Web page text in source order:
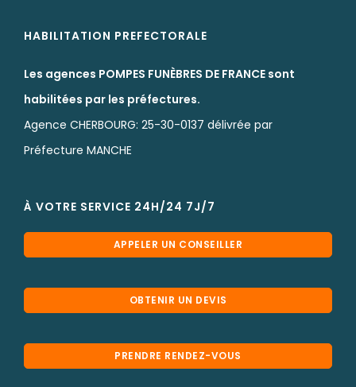
HABILITATION PREFECTORALE
Les agences POMPES FUNÈBRES DE FRANCE sont
habilitées par les préfectures.
Agence CHERBOURG: 25-30-0137 délivrée par
Préfecture MANCHE
À VOTRE SERVICE 24H/24 7J/7
APPELER UN CONSEILLER
OBTENIR UN DEVIS
PRENDRE RENDEZ-VOUS